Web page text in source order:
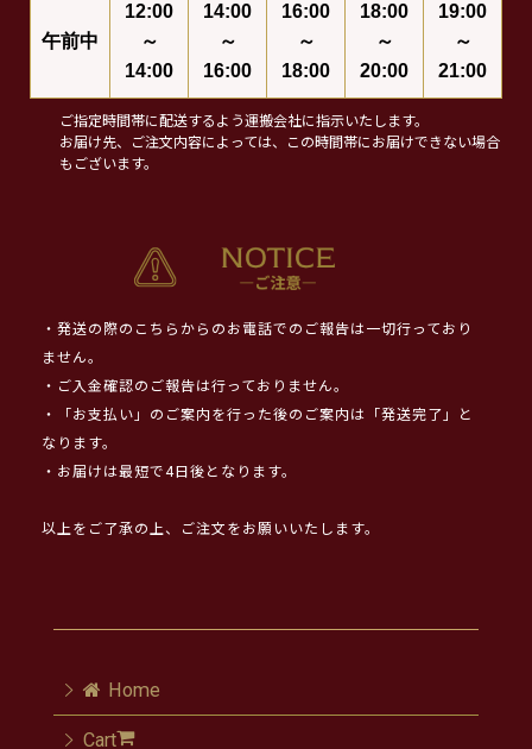
午前中
12:00
～
14:00
14:00
～
16:00
16:00
～
18:00
18:00
～
20:00
19:00
～
21:00
ご指定時間帯に配送するよう運搬会社に指示いたします。
お届け先、ご注文内容によっては、この時間帯にお届けできない場合
もございます。
・発送の際のこちらからのお電話でのご報告は一切行っており
ません。
・ご入金確認のご報告は行っておりません。
・「お支払い」のご案内を行った後のご案内は「発送完了」と
なります。
・お届けは最短で4日後となります。
以上をご了承の上、ご注文をお願いいたします。
Home
Cart